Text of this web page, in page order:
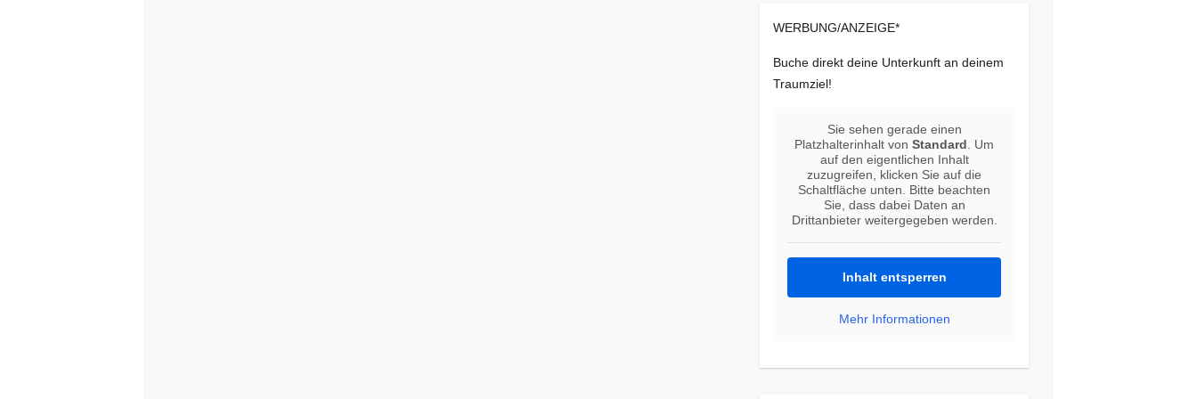
WERBUNG/ANZEIGE*
Buche direkt deine Unterkunft an deinem
Traumziel!
Sie sehen gerade einen
Platzhalterinhalt vonStandard . Um
auf den eigentlichen Inhalt
zuzugreifen, klicken Sie auf die
Schaltfläche unten. Bitte beachten
Sie, dass dabei Daten an
Drittanbieter weitergegeben werden.
Inhalt entsperren
Mehr Informationen